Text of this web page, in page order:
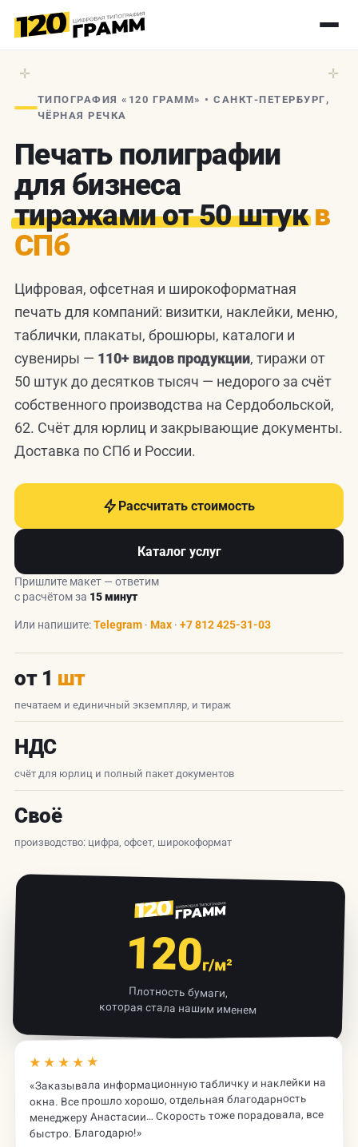
✛ ✛
ТИПОГРАФИЯ «120 ГРАММ» • САНКТ-ПЕТЕРБУРГ,
ЧЁРНАЯ РЕЧКА
Печать полиграфии
для бизнеса
тиражами от 50 штук в
СПб
Цифровая, офсетная и широкоформатная
печать для компаний: визитки, наклейки, меню,
таблички, плакаты, брошюры, каталоги и
сувениры — 110+ видов продукции, тиражи от
50 штук до десятков тысяч — недорого за счёт
собственного производства на Сердобольской,
62. Счёт для юрлиц и закрывающие документы.
Доставка по СПб и России.
Рассчитать стоимость
Каталог услуг
Пришлите макет — ответим
с расчётом за 15 минут
Или напишите:Telegram · Max · +7 812 425-31-03
от 1 шт
печатаем и единичный экземпляр, и тираж
НДС
счёт для юрлиц и полный пакет документов
Своё
производство: цифра, офсет, широкоформат
120г/м²
Плотность бумаги,
которая стала нашим именем
★★★★★
«Заказывала информационную табличку и наклейки на
окна. Все прошло хорошо, отдельная благодарность
менеджеру Анастасии… Скорость тоже порадовала, все
быстро. Благодарю!»